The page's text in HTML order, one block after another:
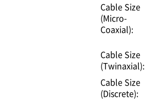
Cable Size
(Micro-
Coaxial):
Cable Size
(Twinaxial):
Cable Size
(Discrete):